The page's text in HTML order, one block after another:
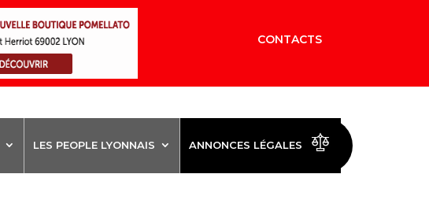
CONTACTS
LES PEOPLE LYONNAIS ANNONCES LÉGALES